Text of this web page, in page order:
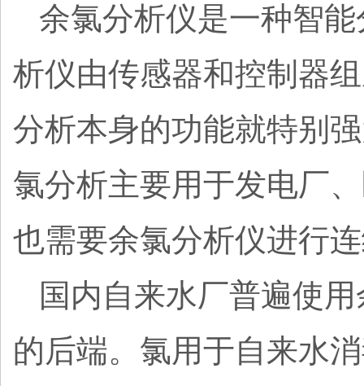
余氯分析仪是一种智
析仪由传感器和控制器
分析本身的功能就特别
氯分析主要用于发电厂
也需要余氯分析仪进行
国内自来水厂普遍使
的后端。氯用于自来水